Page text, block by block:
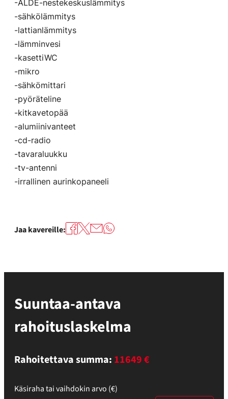
-ALDE-nestekeskuslämmitys
-sähkölämmitys
-lattianlämmitys
-lämminvesi
-kasettiWC
-mikro
-sähkömittari
-pyöräteline
-kitkavetopää
-alumiinivanteet
-cd-radio
-tavaraluukku
-tv-antenni
-irrallinen aurinkopaneeli
Jaa kavereille:
Suuntaa-antava
rahoituslaskelma
Rahoitettava summa: 11649 €
Käsiraha tai vaihdokin arvo (€)